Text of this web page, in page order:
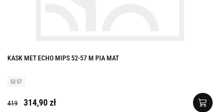
KASK MET ECHO MIPS 52-57 M PIA MAT
52-57
419 314,90 zł